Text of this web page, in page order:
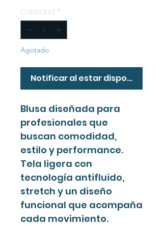
Cantidad *
Agotado
Notificar al estar disponible
Blusa diseñada para
profesionales que
buscan comodidad,
estilo y performance.
Tela ligera con
tecnología antifluido,
stretch y un diseño
funcional que acompaña
cada movimiento.